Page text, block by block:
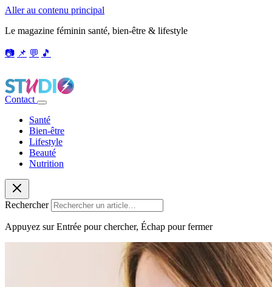
Aller au contenu principal
Le magazine féminin santé, bien-être & lifestyle
📷 📌 💬 🎵
Contact
Santé
Bien-être
Lifestyle
Beauté
Nutrition
Rechercher
Appuyez sur Entrée pour chercher, Échap pour fermer